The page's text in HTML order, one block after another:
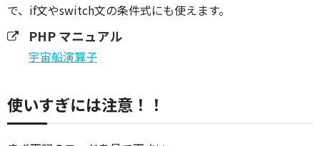
で、if文やswitch文の条件式にも使えます。
PHP マニュアル
宇宙船演算子
使いすぎには注意！！